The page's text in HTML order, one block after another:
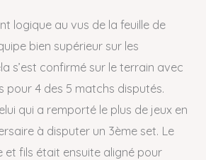
logique au vus de la feuille de
bien supérieur sur les
s’est confirmé sur le terrain avec
pour 4 des 5 matchs disputés.
qui a remporté le plus de jeux en
à disputer un 3ème set. Le
et fils était ensuite aligné pour